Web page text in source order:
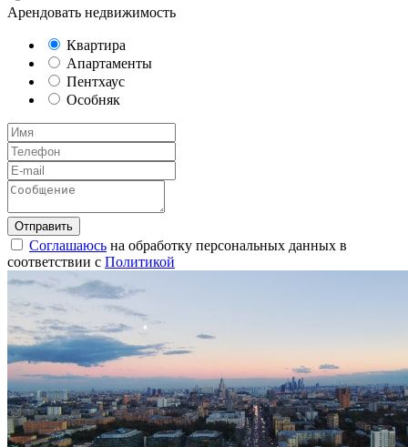
Арендовать недвижимость
Квартира
Апартаменты
Пентхаус
Особняк
Соглашаюсь на обработку персональных данных в
соответствии с Политикой